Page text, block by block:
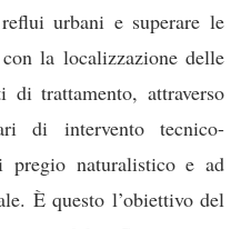
urbani e superare le
la localizzazione delle
trattamento, attraverso
di intervento tecnico-
pregio naturalistico e ad
È questo l’obiettivo del